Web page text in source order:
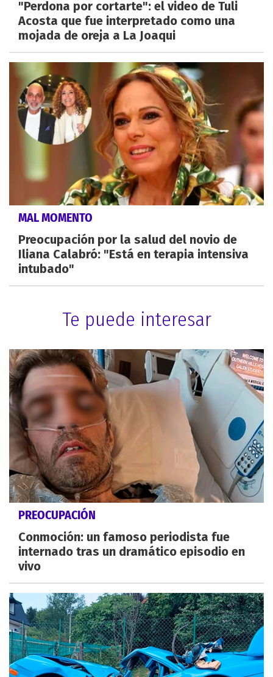
"Perdona por cortarte": el video de Tuli
Acosta que fue interpretado como una
mojada de oreja a La Joaqui
MAL MOMENTO
Preocupación por la salud del novio de
Iliana Calabró: "Está en terapia intensiva
intubado"
Te puede interesar
PREOCUPACIÓN
Conmoción: un famoso periodista fue
internado tras un dramático episodio en
vivo